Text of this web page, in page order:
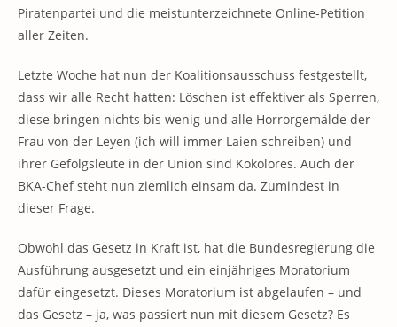
Piratenpartei und die meistunterzeichnete Online-Petition
aller Zeiten.
Letzte Woche hat nun der Koalitionsausschuss festgestellt,
dass wir alle Recht hatten: Löschen ist effektiver als Sperren,
diese bringen nichts bis wenig und alle Horrorgemälde der
Frau von der Leyen (ich will immer Laien schreiben) und
ihrer Gefolgsleute in der Union sind Kokolores. Auch der
BKA-Chef steht nun ziemlich einsam da. Zumindest in
dieser Frage.
Obwohl das Gesetz in Kraft ist, hat die Bundesregierung die
Ausführung ausgesetzt und ein einjähriges Moratorium
dafür eingesetzt. Dieses Moratorium ist abgelaufen – und
das Gesetz – ja, was passiert nun mit diesem Gesetz? Es